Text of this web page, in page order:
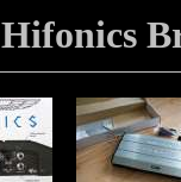
Hifonics